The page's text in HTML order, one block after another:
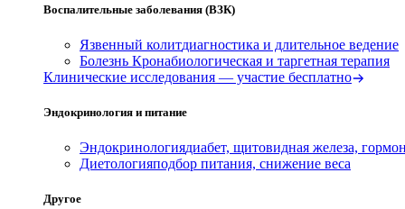
Воспалительные заболевания (ВЗК)
Язвенный колитдиагностика и длительное ведение
Болезнь Кронабиологическая и таргетная терапия
Клинические исследования — участие бесплатно
Эндокринология и питание
Эндокринологиядиабет, щитовидная железа,
Диетологияподбор питания, снижение веса
Другое